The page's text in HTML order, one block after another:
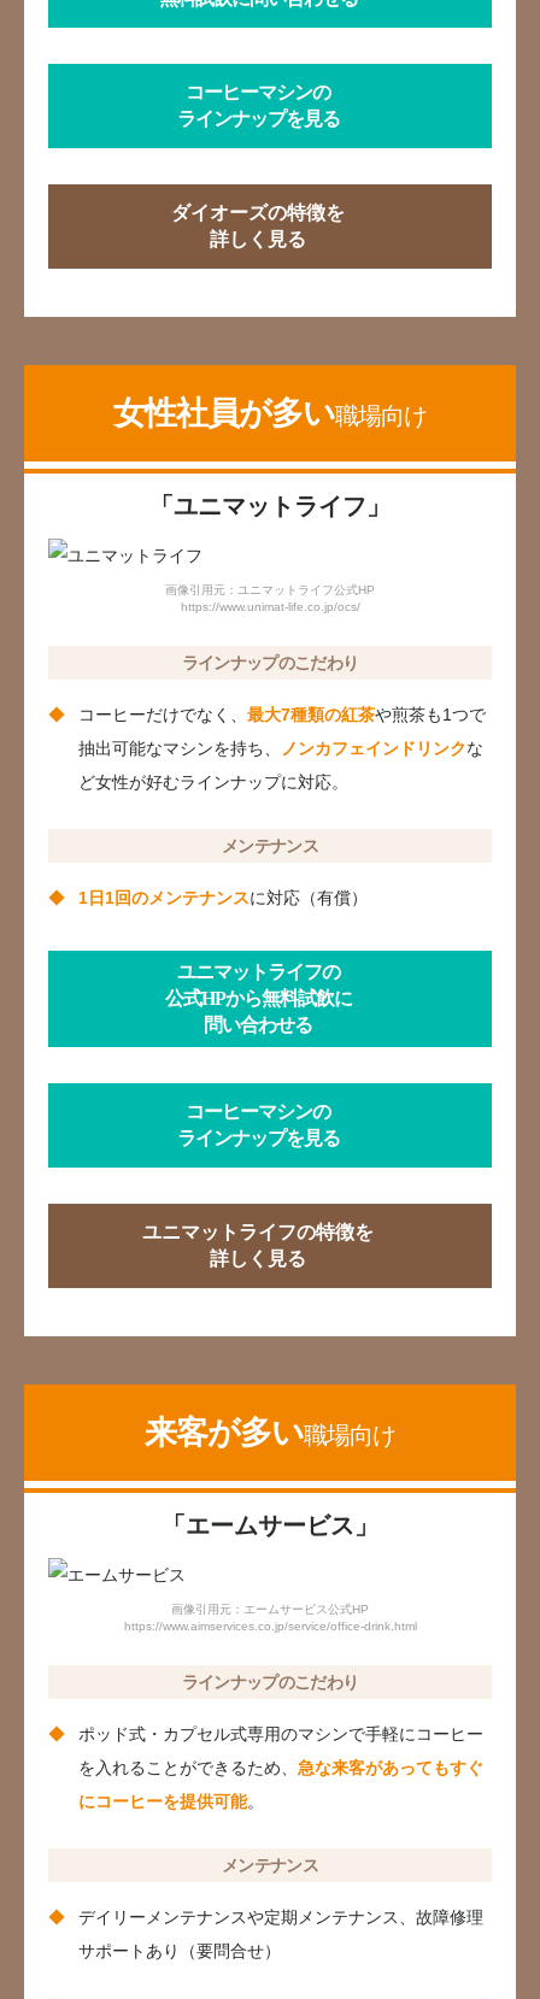
コーヒーマシンの
ラインナップを見る
ダイオーズの特徴を
詳しく見る
女性社員が多い職場向け
「ユニマットライフ」
画像引用元：ユニマットライフ公式HP
https://www.unimat-life.co.jp/ocs/
ラインナップのこだわり
コーヒーだけでなく、 最大7種類の紅茶や煎茶も1つで
抽出可能なマシンを持ち、
ノンカフェインドリンクな
ど女性が好むラインナップに対応。
メンテナンス
1日1回のメンテナンスに対応（有償）
ユニマットライフの
公式HPから無料試飲に
問い合わせる
コーヒーマシンの
ラインナップを見る
ユニマットライフの特徴を
詳しく見る
来客が多い職場向け
「エームサービス」
画像引用元：エームサービス公式HP
https://www.aimservices.co.jp/service/office-drink.html
ラインナップのこだわり
ポッド式・カプセル式専用のマシンで手軽にコーヒー
を入れることができるため、 急な来客があってもすぐ
にコーヒーを提供可能。
メンテナンス
デイリーメンテナンスや定期メンテナンス、故障修理
サポートあり（要問合せ）